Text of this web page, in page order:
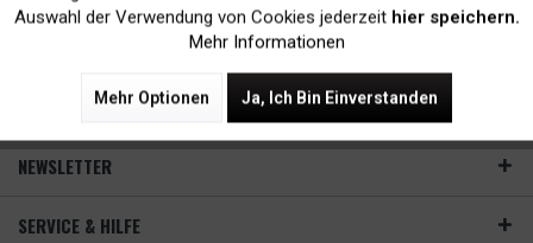
Mobiles Drucken,Smartphone-Druck
NEWSLETTER
SERVICE & HILFE
Auswahl der Verwendung von Cookies jederzeit hier speichern.
Mehr Informationen
Mehr Optionen Ja, Ich Bin Einverstanden